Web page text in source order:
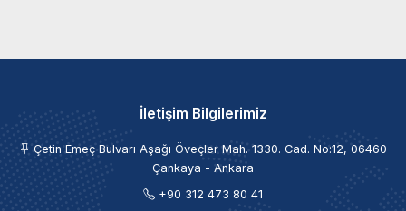
İletişim Bilgilerimiz
Çetin Emeç Bulvarı Aşağı Öveçler Mah. 1330. Cad. No:12, 06460
Çankaya - Ankara
+90 312 473 80 41